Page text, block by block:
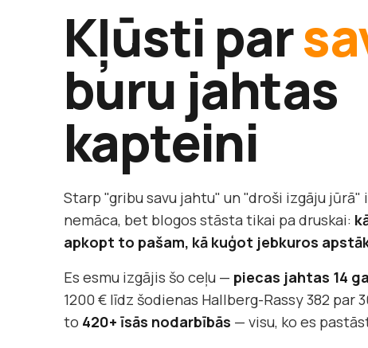
Kļūsti par
buru jahtas
kapteini
Starp "gribu savu jahtu" un "droši izgāju jūrā"
nemāca, bet blogos stāsta tikai pa druskai:
apkopt to pašam, kā kuģot jebkuros
Es esmu izgājis šo ceļu — piecas jahtas 14
1200 € līdz šodienas Hallberg-Rassy 382 par
to 420+ īsās nodarbībās — visu, ko es